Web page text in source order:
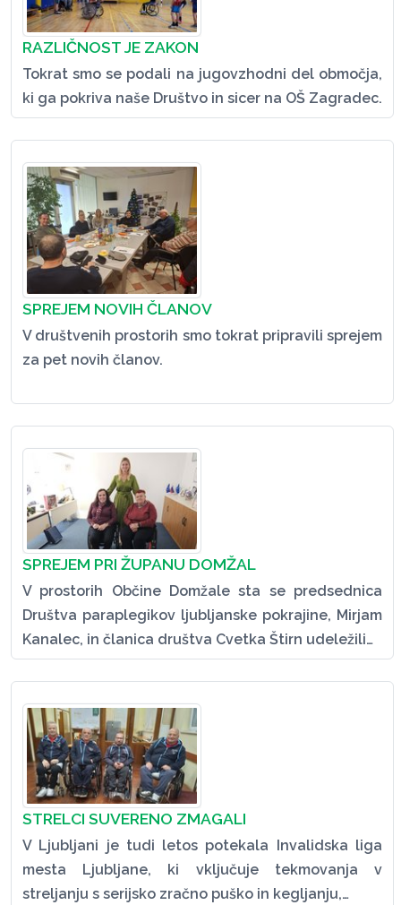
RAZLIČNOST JE ZAKON
Tokrat smo se podali na jugovzhodni del območja,
ki ga pokriva naše Društvo in sicer na OŠ Zagradec.
SPREJEM NOVIH ČLANOV
V društvenih prostorih smo tokrat pripravili sprejem
za pet novih članov.
SPREJEM PRI ŽUPANU DOMŽAL
V prostorih Občine Domžale sta se predsednica
Društva paraplegikov ljubljanske pokrajine, Mirjam
Kanalec, in članica društva Cvetka Štirn udeležili…
STRELCI SUVERENO ZMAGALI
V Ljubljani je tudi letos potekala Invalidska liga
mesta Ljubljane, ki vključuje tekmovanja v
streljanju s serijsko zračno puško in kegljanju,…